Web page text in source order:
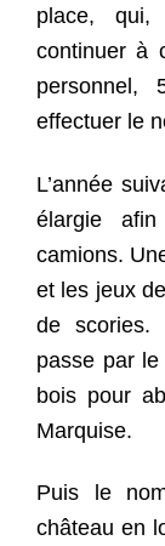
place,
continuer à
personnel,
effectuer le
L’année
élargie
camions.
et les jeux
de scories.
passe par
bois pour
Marquise.
Puis le
château en